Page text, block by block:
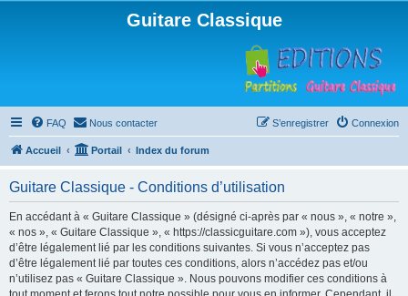
Guitare Classique
FAQ Nous contacter Connexion
S’enregistrer
Accueil Portail Index du forum
Guitare Classique - Conditions d’utilisation
En accédant à « Guitare Classique » (désigné ci-après par « nous », « notre »,
« nos », « Guitare Classique », « https://classicguitare.com »), vous acceptez
d’être légalement lié par les conditions suivantes. Si vous n’acceptez pas
d’être légalement lié par toutes ces conditions, alors n’accédez pas et/ou
n’utilisez pas « Guitare Classique ». Nous pouvons modifier ces conditions à